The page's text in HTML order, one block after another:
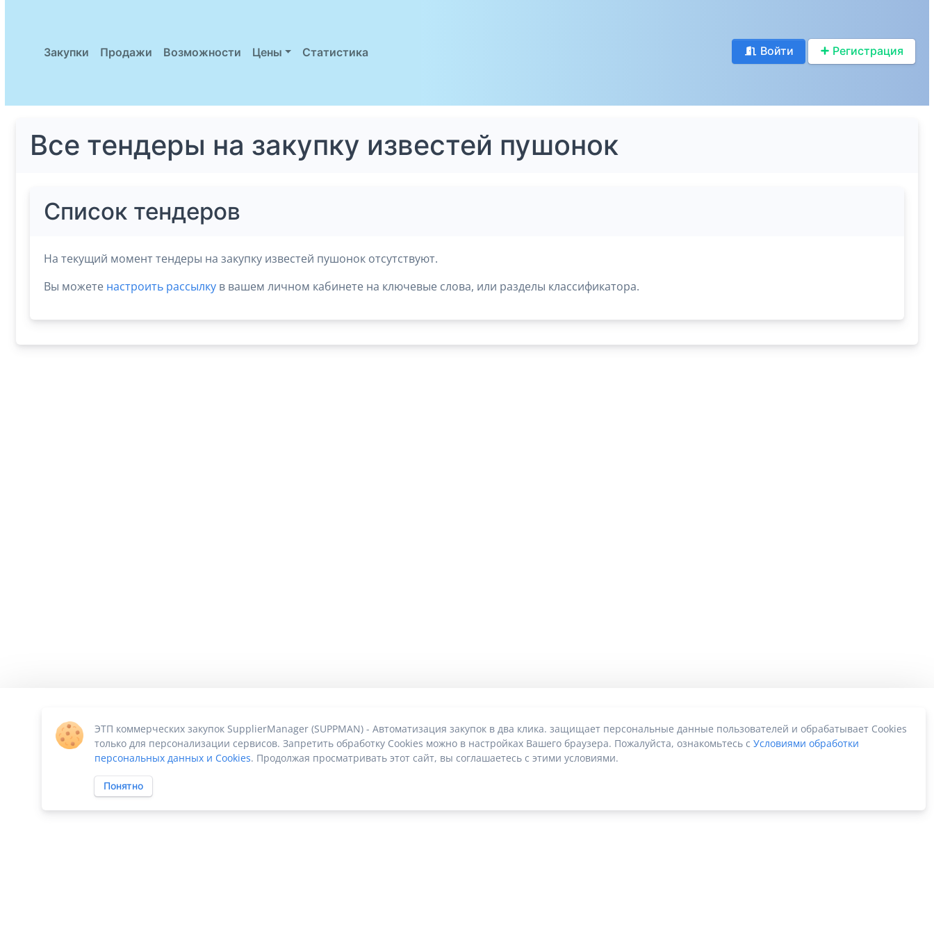
Закупки Продажи Возможности Цены Статистика Войти Регистрация
Все тендеры на закупку известей пушонок
Список тендеров
На текущий момент тендеры на закупку известей пушонок отсутствуют.
Вы можете настроить рассылкув вашем личном кабинете на ключевые слова, или разделы классификатора.
ЭТП коммерческих закупок SupplierManager (SUPPMAN) - Автоматизация закупок в два клика. защищает персональные данные пользователей и обрабатывает Cookies
только для персонализации сервисов. Запретить обработку Cookies можно в настройках Вашего браузера. Пожалуйста, ознакомьтесь с Условиями обработки
персональных данных и Cookies. Продолжая просматривать этот сайт, вы соглашаетесь с этими условиями.
Понятно